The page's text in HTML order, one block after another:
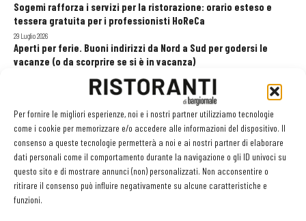
Per fornire le migliori esperienze, noi e i nostri partner utilizziamo tecnologie
come i cookie per memorizzare e/o accedere alle informazioni del dispositivo. Il
consenso a queste tecnologie permetterà a noi e ai nostri partner di elaborare
dati personali come il comportamento durante la navigazione o gli ID univoci su
questo sito e di mostrare annunci (non) personalizzati. Non acconsentire o
ritirare il consenso può influire negativamente su alcune caratteristiche e
funzioni.
Sogemi rafforza i servizi per la ristorazione: orario esteso e
tessera gratuita per i professionisti HoReCa
29 Luglio 2026
Aperti per ferie. Buoni indirizzi da Nord a Sud per godersi le
vacanze (o da scorprire se si è in vacanza)
Recensioni online, Fipe e le associazioni del turismo chiedono
modifiche alle Linee Guida dell’Antitrust
20 Luglio 2026
EDICOLA WEB